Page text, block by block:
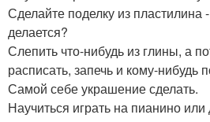
Сделайте поделку из пластилина
делается?
Слепить что-нибудь из глины, а
расписать, запечь и кому-нибудь
Самой себе украшение сделать.
Научиться играть на пианино